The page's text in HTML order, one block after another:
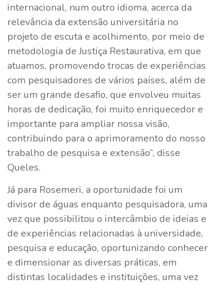
internacional, num outro idioma, acerca da
relevância da extensão universitária no
projeto de escuta e acolhimento, por meio de
metodologia de Justiça Restaurativa, em que
atuamos, promovendo trocas de experiências
com pesquisadores de vários países, além de
ser um grande desafio, que envolveu muitas
horas de dedicação, foi muito enriquecedor e
importante para ampliar nossa visão,
contribuindo para o aprimoramento do nosso
trabalho de pesquisa e extensão”, disse
Queles.
Já para Rosemeri, a oportunidade foi um
divisor de águas enquanto pesquisadora, uma
vez que possibilitou o intercâmbio de ideias e
de experiências relacionadas à universidade,
pesquisa e educação, oportunizando conhecer
e dimensionar as diversas práticas, em
distintas localidades e instituições, uma vez